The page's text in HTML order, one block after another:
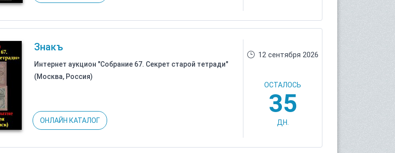
Знакъ
Интернет аукцион "Собрание 67. Секрет старой тетради"
(Москва, Россия)
ОНЛАЙН КАТАЛОГ
12 сентября 2026
ОСТАЛОСЬ
35
ДН.